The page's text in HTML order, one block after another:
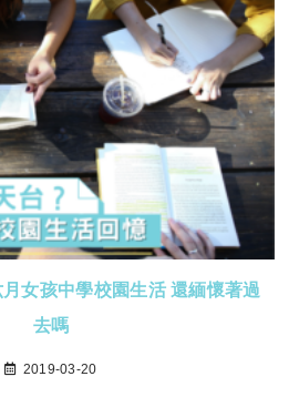
月女孩中學校園生活 還緬懷著過
去嗎
2019-03-20